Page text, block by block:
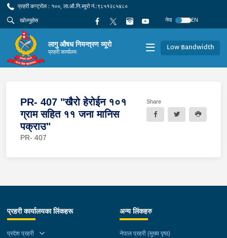
प्रहरी कन्ट्रोल : १००, ला.औ.नि.ब्यूरो नं.:९८५१२८५४८०
नेपा
EN
लागु औषध नियन्त्रण व्यूरो
प्रहरी कार्यालय Low Bandwidth
PR- 407 "खैरो हेरोईन १०१
ग्राम सहित ११ जना मानिस
पक्राउ"
Share
PR- 407
प्रहरी कार्यालयका लिंकहरू
प्रदेश प्रहरी
अन्य लिंकहरु
नेपाल प्रहरी (मुख्य पृष्ठ)